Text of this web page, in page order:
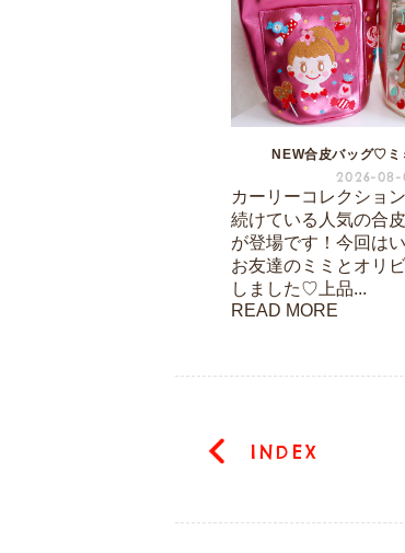
NEW合皮バッグ♡ミ
2026-08-
カーリーコレクショ
続けている人気の合
が登場です！今回は
お友達のミミとオリ
しました♡上品...
READ MORE
INDEX